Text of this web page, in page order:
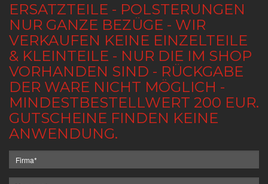
ERSATZTEILE - POLSTERUNGEN
NUR GANZE BEZÜGE - WIR
VERKAUFEN KEINE EINZELTEILE
& KLEINTEILE - NUR DIE IM SHOP
VORHANDEN SIND - RÜCKGABE
DER WARE NICHT MÖGLICH -
MINDESTBESTELLWERT 200 EUR.
GUTSCHEINE FINDEN KEINE
ANWENDUNG.